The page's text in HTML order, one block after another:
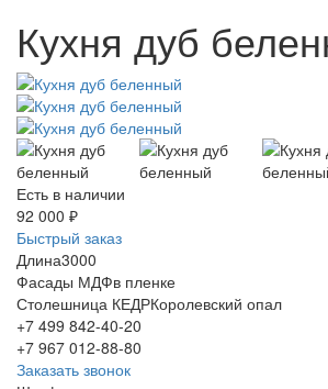
Кухня дуб
Есть в наличии
92 000 ₽
Быстрый заказ
Длина3000
Фасады МДФв пленке
Столешница КЕДРКоролевский опал
+7 499 842-40-20
+7 967 012-88-80
Заказать звонок